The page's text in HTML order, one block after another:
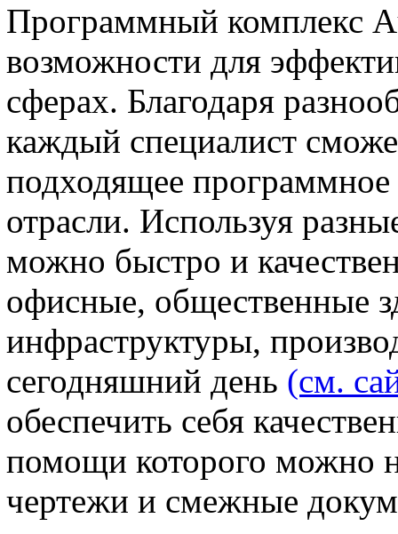
Программный комплекс
возможности для
сферах. Благодаря
каждый специалист
подходящее программное
отрасли. Используя
можно быстро и
офисные, общественные
инфраструктуры,
сегодняшний день (см.
обеспечить себя
помощи которого можно
чертежи и смежные